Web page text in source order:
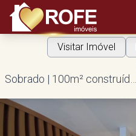
Visitar Imóvel